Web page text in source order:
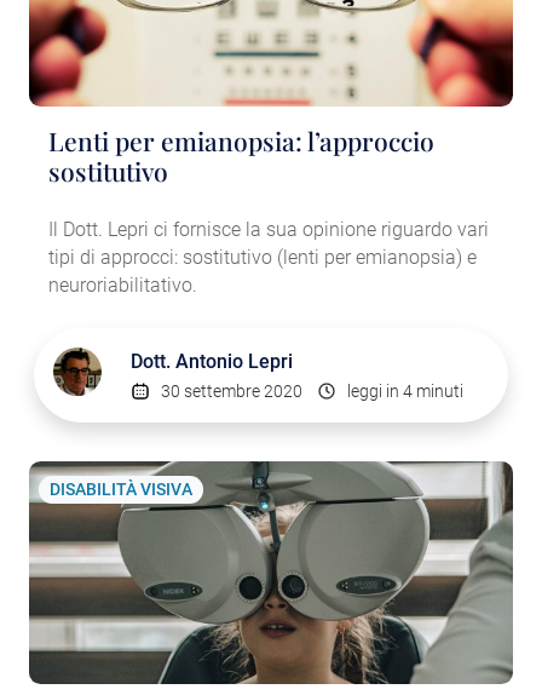
Lenti per emianopsia: l’approccio
sostitutivo
Il Dott. Lepri ci fornisce la sua opinione riguardo vari
tipi di approcci: sostitutivo (lenti per emianopsia) e
neuroriabilitativo.
Dott. Antonio Lepri
30 settembre 2020 leggi in 4 minuti
DISABILITÀ VISIVA